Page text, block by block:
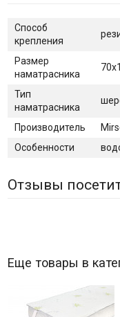
Способ
крепления
Размер
наматрасника
Тип
наматрасника
Производитель
Особенности
Отзывы
Еще товары в